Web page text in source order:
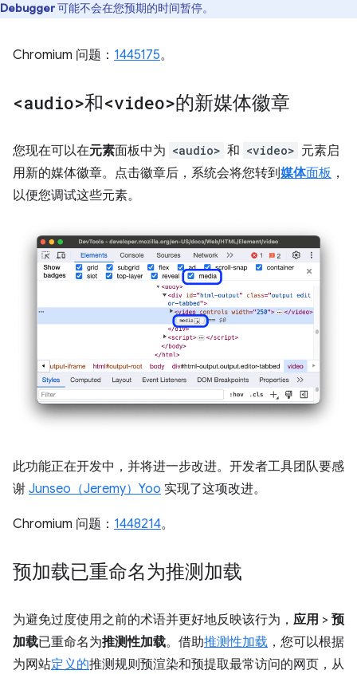
Debugger可能不会在您预期的时间暂停。
Chromium 问题： 1445175。
<audio>和<video>的新媒体徽章
您现在可以在元素面板中为 <audio> 和 <video> 元素启
用新的媒体徽章。点击徽章后，系统会将您转到媒体面板 ，
以便您调试这些元素。
此功能正在开发中，并将进一步改进。开发者工具团队要感
谢 Junseo（Jeremy）Yoo 实现了这项改进。
Chromium 问题： 1448214。
预加载已重命名为推测加载
为避免过度使用之前的术语并更好地反映该行为， 应用 > 预
加载已重命名为推测性加载。借助推测性加载 ，您可以根据
为网站定义的推测规则预渲染和预提取最常访问的网页，从